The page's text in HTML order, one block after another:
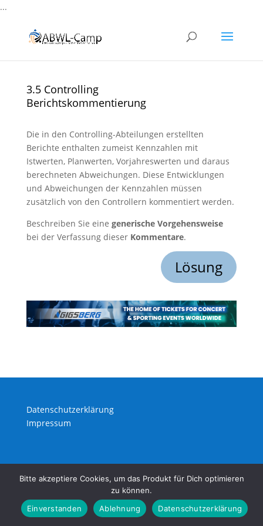
...
3.5 Controlling
Berichtskommentierung
Die in den Controlling-Abteilungen erstellten
Berichte enthalten zumeist Kennzahlen mit
Istwerten, Planwerten, Vorjahreswerten und daraus
berechneten Abweichungen. Diese Entwicklungen
und Abweichungen der Kennzahlen müssen
zusätzlich von den Controllern kommentiert werden.
Beschreiben Sie eine generische Vorgehensweise
bei der Verfassung dieser Kommentare.
Lösung
Datenschutzerklärung
Impressum
Bitte akzeptiere Cookies, um das Produkt für Dich optimieren
zu können.
Einverstanden
Ablehnung Datenschutzerklärung